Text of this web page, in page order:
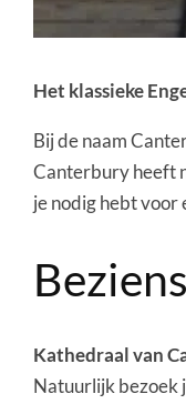
Het klassieke
Bij de naam
Canterbury heeft
je nodig hebt voor
Kathedraal van
Natuurlijk bezoek